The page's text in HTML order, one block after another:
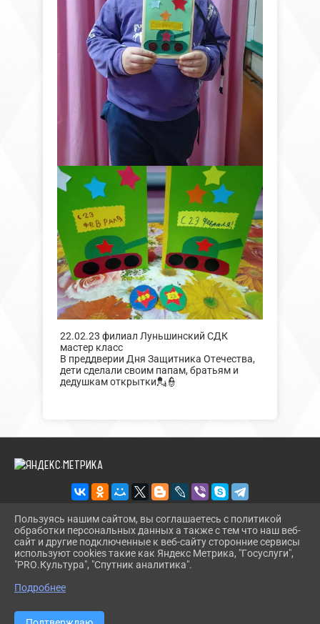
22.02.23 филиал Луньшинский СДК
мастер класс
В преддверии Дня Защитника Отечества,
дети сделали своим папам, братьям и
дедушкам открытки💂👮
2026 Г. BUREGSDK.RU
ВХОД
КАРТА САЙТА
СДЕЛАНО НА KUBCMS
РАЗРАБОТКА И ПОДДЕРЖКА
Пользуясь нашим сайтом, вы соглашаетесь с политикой
обработки персональных данных а также с тем что наш веб-
сайт и другие подключенные к веб-сайту сторонние сервисы
используют cookies такие как Яндекс Метрика, "Госуслуги",
"PRO.Культура", "Спутник аналитика".
Подробнее